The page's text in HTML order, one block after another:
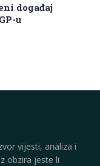
događaj
u
vijesti, analiza i
obzira jeste li